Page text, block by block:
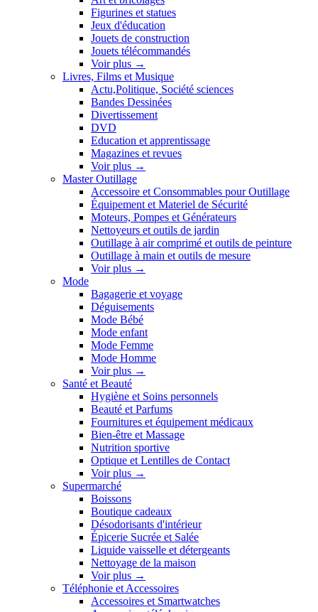
Figurines et statues
Jeux d'éducation
Jouets de construction
Jouets télécommandés
Voir plus →
Livres, Films et Musique
Actu,Politique, Société sciences
Bandes Dessinées
Divertissement
DVD
Education et apprentissage
Magazines et revues
Voir plus →
Master Outillage
Accessoire et Consommables pour Outillage
Équipement et Materiel de Sécurité
Moteurs, Pompes et Générateurs
Nettoyeurs et outils de jardin
Outillage à air comprimé et outils de peinture
Outillage à main et outils de mesure
Voir plus →
Mode
Bagagerie et voyage
Déguisements
Mode Bébé
Mode enfant
Mode Femme
Mode Homme
Voir plus →
Santé et Beauté
Hygiène et Soins personnels
Beauté et Parfums
Fournitures et équipement médicaux
Bien-être et Massage
Nutrition sportive
Optique et Lentilles de Contact
Voir plus →
Supermarché
Boissons
Boutique cadeaux
Désodorisants d'intérieur
Épicerie Sucrée et Salée
Liquide vaisselle et détergeants
Nettoyage de la maison
Voir plus →
Téléphonie et Accessoires
Accessoires et Smartwatches